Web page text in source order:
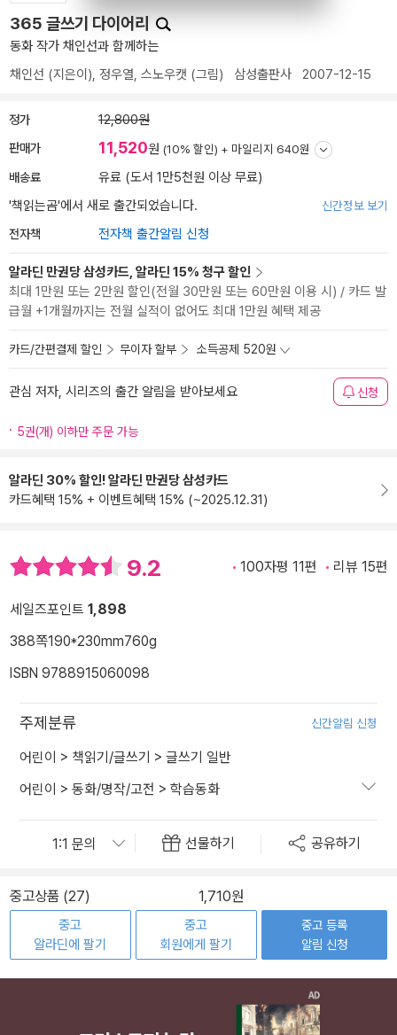
365 글쓰기 다이어리
동화 작가 채인선과 함께하는
채인선 (지은이), 정우열, 스노우캣 (그림) 삼성출판사 2007-12-15
정가 12,800원
판매가 11,520원 (10% 할인) + 마일리지 640원
배송료
유료 (도서 1만5천원 이상 무료)
'책읽는곰'에서 새로 출간되었습니다.
신간정보 보기
전자책 전자책 출간알림 신청
알라딘 만권당 삼성카드, 알라딘 15% 청구 할인
최대 1만원 또는 2만원 할인(전월 30만원 또는 60만원 이용 시) / 카드 발
급월 +1개월까지는 전월 실적이 없어도 최대 1만원 혜택 제공
카드/간편결제 할인 무이자 할부 소득공제 520원
관심 저자, 시리즈의 출간 알림을 받아보세요 신청
5권(개) 이하만 주문 가능
알라딘 30% 할인! 알라딘 만권당 삼성카드
카드혜택 15% + 이벤트혜택 15% (~2025.12.31)
9.2 100자평 11편 리뷰 15편
세일즈포인트 1,898
388쪽190*230mm760g
ISBN 9788915060098
주제분류 신간알림 신청
어린이 > 책읽기/글쓰기 > 글쓰기 일반
어린이 > 동화/명작/고전 > 학습동화
선물하기 공유하기
중고상품 (27) 1,710원
중고
알라딘에 팔기
중고
회원에게 팔기
중고 등록
알림 신청